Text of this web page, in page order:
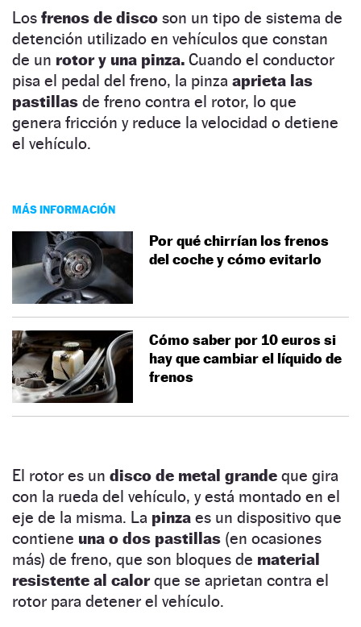
Los frenos de disco son un tipo de sistema de
detención utilizado en vehículos que constan
de un rotor y una pinza. Cuando el conductor
pisa el pedal del freno, la pinza aprieta las
pastillas de freno contra el rotor, lo que
genera fricción y reduce la velocidad o detiene
el vehículo.
MÁS INFORMACIÓN
Por qué chirrían los frenos
del coche y cómo evitarlo
Cómo saber por 10 euros si
hay que cambiar el líquido de
frenos
El rotor es un disco de metal grande que gira
con la rueda del vehículo, y está montado en el
eje de la misma. La pinza es un dispositivo que
contiene una o dos pastillas (en ocasiones
más) de freno, que son bloques de material
resistente al calorque se aprietan contra el
rotor para detener el vehículo.